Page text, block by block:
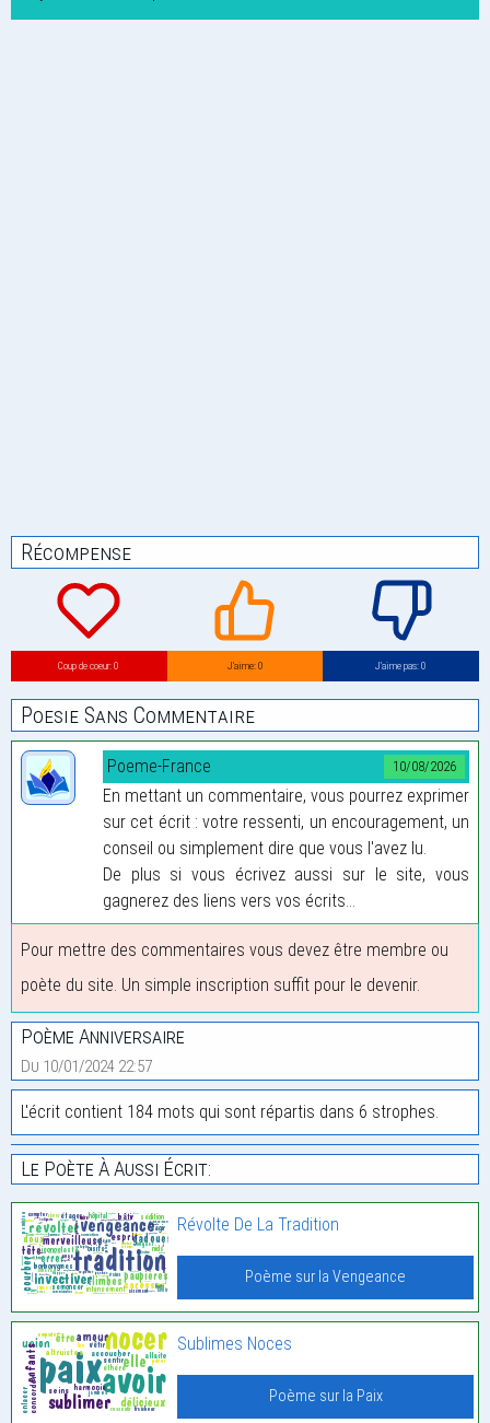
Récompense
Coup de coeur: 0 J’aime: 0 J’aime pas: 0
Poesie Sans Commentaire
10/08/2026
Poeme-France
En mettant un commentaire, vous pourrez exprimer
sur cet écrit : votre ressenti, un encouragement, un
conseil ou simplement dire que vous l'avez lu.
De plus si vous écrivez aussi sur le site, vous
gagnerez des liens vers vos écrits...
Pour mettre des commentaires vous devez être membre ou
poète du site. Un simple inscription suffit pour le devenir.
Poème Anniversaire
Du 10/01/2024 22:57
L'écrit contient 184 mots qui sont répartis dans 6 strophes.
Le Poète À Aussi Écrit:
Révolte De La Tradition
Poème sur la Vengeance
Sublimes Noces
Poème sur la Paix